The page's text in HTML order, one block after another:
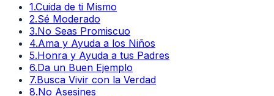
1.Cuida de ti Mismo
2.Sé Moderado
3.No Seas Promiscuo
4.Ama y Ayuda a los Niños
5.Honra y Ayuda a tus Padres
6.Da un Buen Ejemplo
7.Busca Vivir con la Verdad
8.No Asesines